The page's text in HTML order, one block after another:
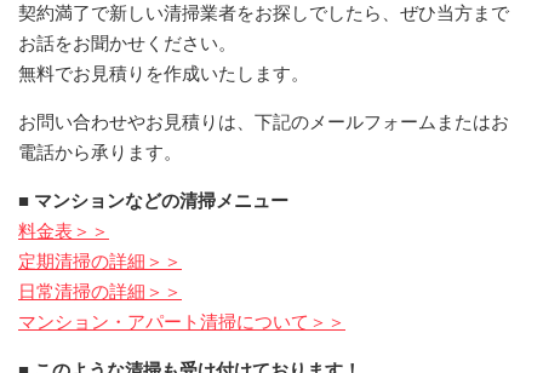
契約満了で新しい清掃業者をお探しでしたら、ぜひ当方まで
お話をお聞かせください。
無料でお見積りを作成いたします。
お問い合わせやお見積りは、下記のメールフォームまたはお
電話から承ります。
■ マンションなどの清掃メニュー
料金表＞＞
定期清掃の詳細＞＞
日常清掃の詳細＞＞
マンション・アパート清掃について＞＞